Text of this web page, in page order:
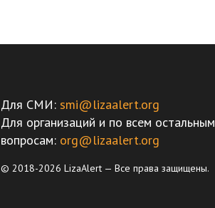
Для СМИ: smi@lizaalert.org
Для организаций и по всем остальным
вопросам: org@lizaalert.org
© 2018-2026 LizaAlert — Все права защищены.